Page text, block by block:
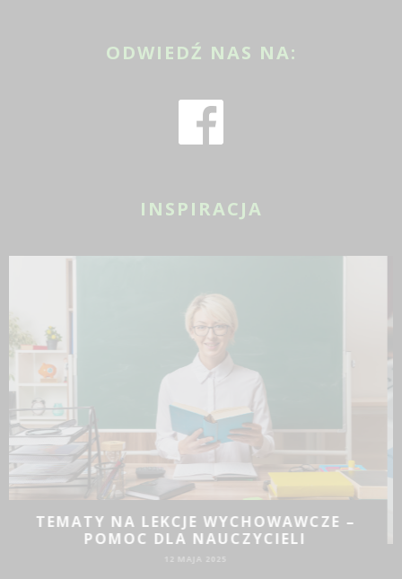
ODWIEDŹ NAS NA:
INSPIRACJA
JAKIE DZIAŁANIA PROMOCYJNE SPRAWDZĄ